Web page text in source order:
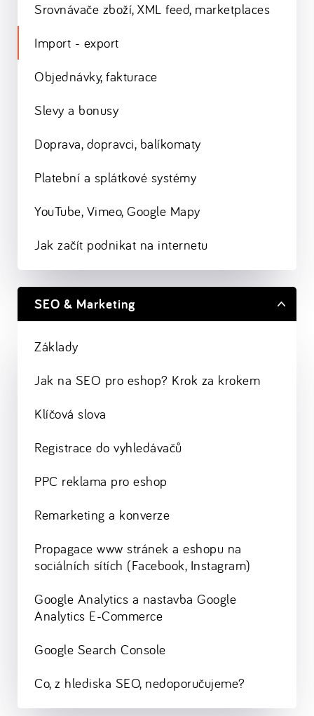
Srovnávače zboží, XML feed, marketplaces
Import - export
Objednávky, fakturace
Slevy a bonusy
Doprava, dopravci, balíkomaty
Platební a splátkové systémy
YouTube, Vimeo, Google Mapy
Jak začít podnikat na internetu
SEO & Marketing
Základy
Jak na SEO pro eshop? Krok za krokem
Klíčová slova
Registrace do vyhledávačů
PPC reklama pro eshop
Remarketing a konverze
Propagace www stránek a eshopu na
sociálních sítích (Facebook, Instagram)
Google Analytics a nastavba Google
Analytics E-Commerce
Google Search Console
Co, z hlediska SEO, nedoporučujeme?